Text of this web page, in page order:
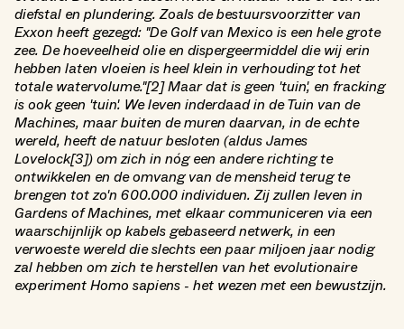
diefstal en plundering. Zoals de bestuursvoorzitter van
Exxon heeft gezegd: "De Golf van Mexico is een hele grote
zee. De hoeveelheid olie en dispergeermiddel die wij erin
hebben laten vloeien is heel klein in verhouding tot het
totale watervolume."[2] Maar dat is geen 'tuin', en fracking
is ook geen 'tuin'. We leven inderdaad in de Tuin van de
Machines, maar buiten de muren daarvan, in de echte
wereld, heeft de natuur besloten (aldus James
Lovelock[3]) om zich in nóg een andere richting te
ontwikkelen en de omvang van de mensheid terug te
brengen tot zo'n 600.000 individuen. Zij zullen leven in
Gardens of Machines, met elkaar communiceren via een
waarschijnlijk op kabels gebaseerd netwerk, in een
verwoeste wereld die slechts een paar miljoen jaar nodig
zal hebben om zich te herstellen van het evolutionaire
experiment Homo sapiens - het wezen met een bewustzijn.